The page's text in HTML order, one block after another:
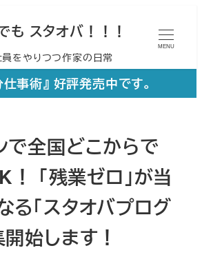
も スタオバ！！！
をやりつつ作家の日常
MENU
事術』 好評発売中です。
で全国どこからで
「残業ゼロ」が当
る「スタオバプログ
始します！